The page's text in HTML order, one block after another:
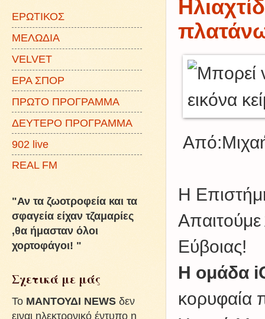
Η
Εύβοιας!
​Η ομάδα
κορυφαία
ΕΡΩΤΙΚΟΣ
ΜΕΛΩΔΙΑ
VELVET
ΕΡΑ ΣΠΟΡ
ΠΡΩΤΟ ΠΡΟΓΡΑΜΜΑ
ΔΕΥΤΕΡΟ ΠΡΟΓΡΑΜΜΑ
902 live
REAL FM
"Αν τα ζωοτροφεία και τα
σφαγεία είχαν τζαμαρίες
,θα ήμασταν όλοι
χορτοφάγοι! "
Σχετικά με μάς
To ΜΑΝΤΟΥΔΙ NEWS δεν
ειναι ηλεκτρονικό έντυπο η